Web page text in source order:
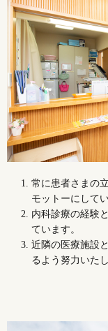
常に患者さまの
モットーにしてい
内科診療の経験
ています。
近隣の医療施設
るよう努力いたし